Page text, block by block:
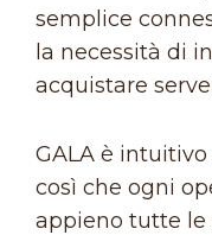
semplice
la necessità di
acquistare
GALA è
così che ogni
appieno tutte le